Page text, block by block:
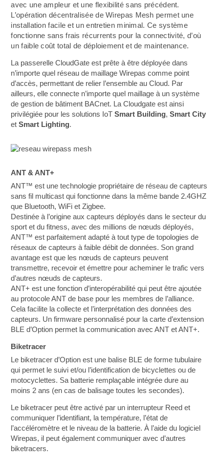
avec une ampleur et une flexibilité sans précédent.
L’opération décentralisée de Wirepas Mesh permet une
installation facile et un entretien minimal. Ce système
fonctionne sans frais récurrents pour la connectivité, d’où
un faible coût total de déploiement et de maintenance.
La passerelle CloudGate est prête à être déployée dans
n’importe quel réseau de maillage Wirepas comme point
d’accès, permettant de relier l’ensemble au Cloud. Par
ailleurs, elle connecte n’importe quel maillage à un système
de gestion de bâtiment BACnet. La Cloudgate est ainsi
privilégiée pour les solutions IoTSmart Building,Smart City
etSmart Lighting.
ANT & ANT+
ANT™ est une technologie propriétaire de réseau de capteurs
sans fil multicast qui fonctionne dans la même bande 2.4GHZ
que Bluetooth, WiFi et Zigbee.
Destinée à l’origine aux capteurs déployés dans le secteur du
sport et du fitness, avec des millions de nœuds déployés,
ANT™ est parfaitement adapté à tout type de topologies de
réseaux de capteurs à faible débit de données. Son grand
avantage est que les nœuds de capteurs peuvent
transmettre, recevoir et émettre pour acheminer le trafic vers
d’autres nœuds de capteurs.
ANT+ est une fonction d’interopérabilité qui peut être ajoutée
au protocole ANT de base pour les membres de l’alliance.
Cela facilite la collecte et l’interprétation des données des
capteurs. Un firmware personnalisé pour la carte d’extension
BLE d’Option permet la communication avec ANT et ANT+.
Biketracer
Le biketracer d’Option est une balise BLE de forme tubulaire
qui permet le suivi et/ou l’identification de bicyclettes ou de
motocyclettes. Sa batterie remplaçable intégrée dure au
moins 2 ans (en cas de balisage toutes les secondes).
Le biketracer peut être activé par un interrupteur Reed et
communiquer l’identifiant, la température, l’état de
l’accéléromètre et le niveau de la batterie. À l’aide du logiciel
Wirepas, il peut également communiquer avec d’autres
biketracers.